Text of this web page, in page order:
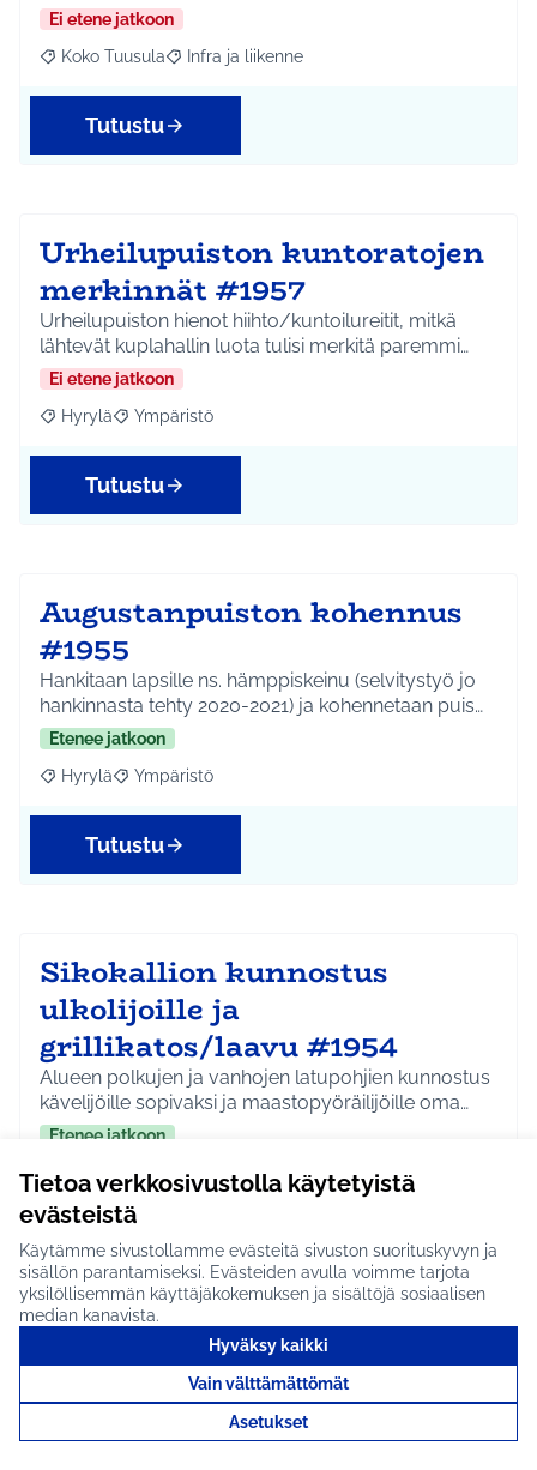
Tietoa verkkosivustolla käytetyistä
evästeistä
Käytämme sivustollamme evästeitä sivuston suorituskyvyn ja
sisällön parantamiseksi. Evästeiden avulla voimme tarjota
yksilöllisemmän käyttäjäkokemuksen ja sisältöjä sosiaalisen
median kanavista.
Hyväksy kaikki
Vain välttämättömät
Asetukset
Ei etene jatkoon
Rajaa tulokset aihepiirin mukaan: Koko Tuusula
Koko Tuusula Rajaa tulokset teeman mukaan: Infra ja liikenne
Infra ja liikenne
Tutustu
Urheilupuiston kuntoratojen
merkinnät #1957
Urheilupuiston hienot hiihto/kuntoilureitit, mitkä
lähtevät kuplahallin luota tulisi merkitä paremmi…
Ei etene jatkoon
Rajaa tulokset aihepiirin mukaan: Hyrylä
Hyrylä Rajaa tulokset teeman mukaan: Ympäristö
Ympäristö
Tutustu
Augustanpuiston kohennus
#1955
Hankitaan lapsille ns. hämppiskeinu (selvitystyö jo
hankinnasta tehty 2020-2021) ja kohennetaan puis…
Etenee jatkoon
Rajaa tulokset aihepiirin mukaan: Hyrylä
Hyrylä Rajaa tulokset teeman mukaan: Ympäristö
Ympäristö
Tutustu
Sikokallion kunnostus
ulkolijoille ja
grillikatos/laavu #1954
Alueen polkujen ja vanhojen latupohjien kunnostus
kävelijöille sopivaksi ja maastopyöräilijöille oma…
Etenee jatkoon
Rajaa tulokset aihepiirin mukaan: Hyrylä
Rajaa tulokset teeman mukaan: Liikunta ja
Liikunta ja harrastukset
Tutustu
Kukkapelto Hyrylään #1953
Kukkapelto lähellä Hyrylää ilahduttaisi paikallisia.
Idea on saatu K-Supermarket Hyrrällä 16.10.2…